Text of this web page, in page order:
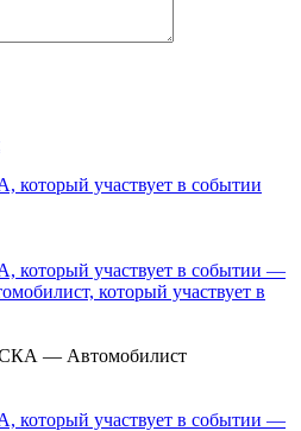
—
СКА — Автомобилист
—